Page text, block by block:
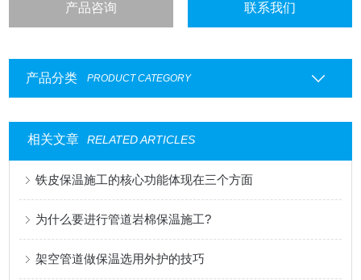
产品咨询 联系我们
产品分类 PRODUCT CATEGORY
相关文章 RELATED ARTICLES
铁皮保温施工的核心功能体现在三个方面
为什么要进行管道岩棉保温施工?
架空管道做保温选用外护的技巧